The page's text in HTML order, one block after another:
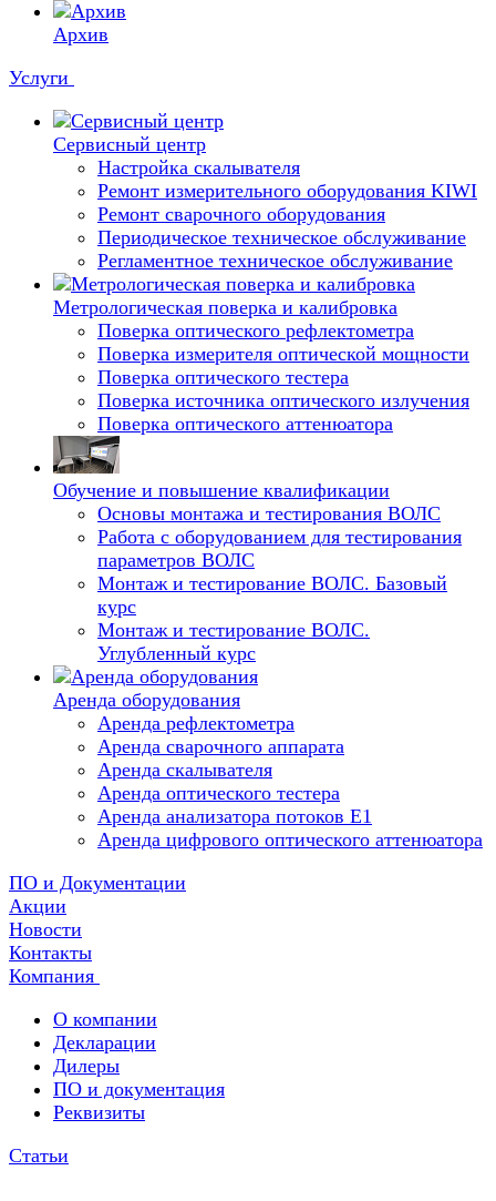
Архив
Услуги
Сервисный центр
Настройка скалывателя
Ремонт измерительного оборудования KIWI
Ремонт сварочного оборудования
Периодическое техническое обслуживание
Регламентное техническое обслуживание
Метрологическая поверка и калибровка
Поверка оптического рефлектометра
Поверка измерителя оптической мощности
Поверка оптического тестера
Поверка источника оптического излучения
Поверка оптического аттенюатора
Обучение и повышение квалификации
Основы монтажа и тестирования ВОЛС
Работа с оборудованием для тестирования
параметров ВОЛС
Монтаж и тестирование ВОЛС. Базовый
курс
Монтаж и тестирование ВОЛС.
Углубленный курс
Аренда оборудования
Аренда рефлектометра
Аренда сварочного аппарата
Аренда скалывателя
Аренда оптического тестера
Аренда анализатора потоков Е1
Аренда цифрового оптического аттенюатора
ПО и Документации
Акции
Новости
Контакты
Компания
О компании
Декларации
Дилеры
ПО и документация
Реквизиты
Статьи